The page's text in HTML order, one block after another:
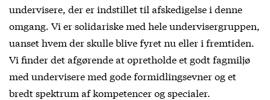
undervisere, der er indstillet til afskedigelse i denne
omgang. Vi er solidariske med hele undervisergruppen,
uanset hvem der skulle blive fyret nu eller i fremtiden.
Vi finder det afgørende at opretholde et godt fagmiljø
med undervisere med gode formidlingsevner og et
bredt spektrum af kompetencer og specialer.